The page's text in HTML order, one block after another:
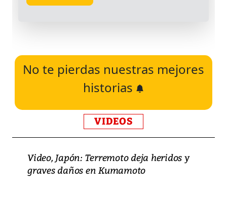
No te pierdas nuestras mejores
historias
VIDEOS
Video, Japón: Terremoto deja heridos y
graves daños en Kumamoto